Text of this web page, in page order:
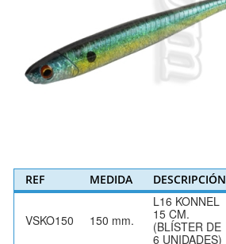
REF MEDIDA DESCRIPCIÓN
VSKO150 150 mm.
L16 KONNEL
15 CM.
(BLÍSTER DE
6 UNIDADES)